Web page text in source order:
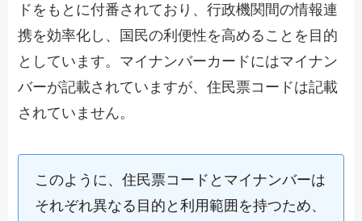
ドをもとに付番されており、行政機関間の情報連
携を効率化し、国民の利便性を高めることを目的
としています。マイナンバーカードにはマイナン
バーが記載されていますが、住民票コードは記載
されていません。
このように、住民票コードとマイナンバーは
それぞれ異なる目的と利用範囲を持つため、